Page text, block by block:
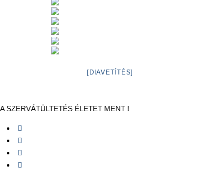
[DIAVETÍTÉS]
A SZERVÁTÜLTETÉS ÉLETET MENT !